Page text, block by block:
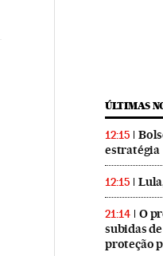
ÚLTIMAS
12:15
estratégia
12:15
21:14
O
subidas
proteção